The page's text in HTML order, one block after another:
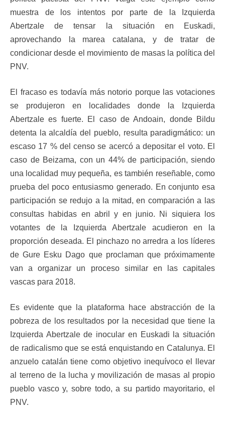
muestra de los intentos por parte de la Izquierda
Abertzale de tensar la situación en Euskadi,
aprovechando la marea catalana, y de tratar de
condicionar desde el movimiento de masas la política del
PNV.
El fracaso es todavía más notorio porque las votaciones
se produjeron en localidades donde la Izquierda
Abertzale es fuerte. El caso de Andoain, donde Bildu
detenta la alcaldía del pueblo, resulta paradigmático: un
escaso 17 % del censo se acercó a depositar el voto. El
caso de Beizama, con un 44% de participación, siendo
una localidad muy pequeña, es también reseñable, como
prueba del poco entusiasmo generado. En conjunto esa
participación se redujo a la mitad, en comparación a las
consultas habidas en abril y en junio. Ni siquiera los
votantes de la Izquierda Abertzale acudieron en la
proporción deseada. El pinchazo no arredra a los líderes
de Gure Esku Dago que proclaman que próximamente
van a organizar un proceso similar en las capitales
vascas para 2018.
Es evidente que la plataforma hace abstracción de la
pobreza de los resultados por la necesidad que tiene la
Izquierda Abertzale de inocular en Euskadi la situación
de radicalismo que se está enquistando en Catalunya. El
anzuelo catalán tiene como objetivo inequívoco el llevar
al terreno de la lucha y movilización de masas al propio
pueblo vasco y, sobre todo, a su partido mayoritario, el
PNV.